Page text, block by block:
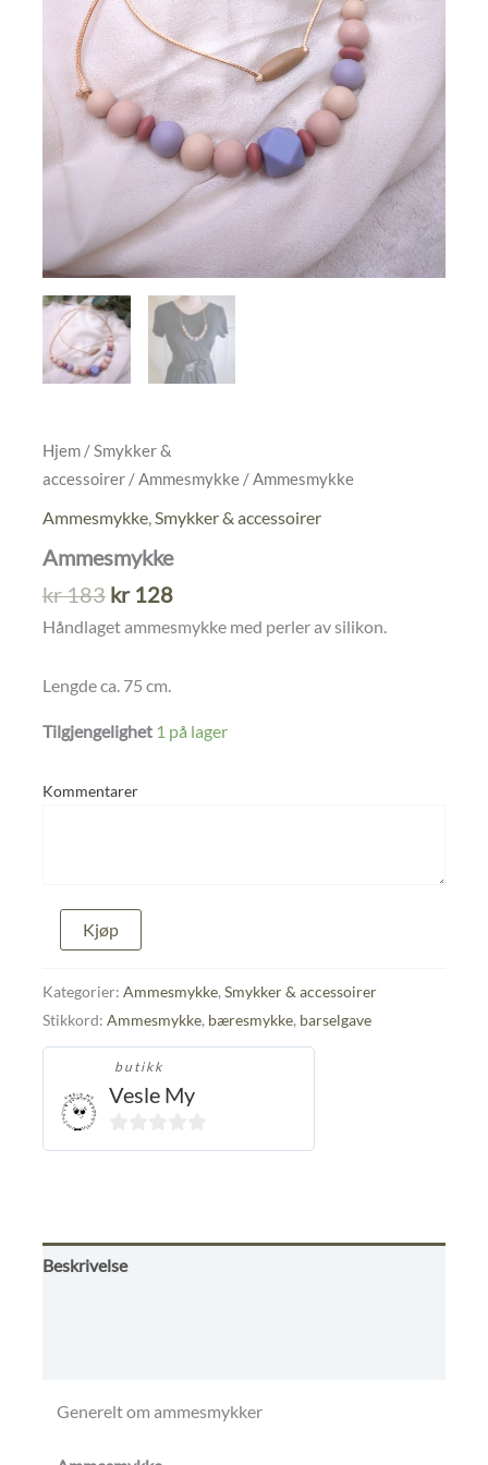
Hjem /Smykker &
accessoirer /Ammesmykke / Ammesmykke
Ammesmykke Smykker & accessoirer
Ammesmykke
kr183 Opprinnelig
pris
kr 183.
kr128Nåværende
pris
Håndlaget ammesmykke med perler av silikon.
Lengde ca. 75 cm.
Tilgjengelighet 1 på lager
Kommentarer
Ammesmykke
Kjøp
Kategorier: Ammesmykke, Smykker & accessoirer
Stikkord: Ammesmykke, bæresmykke, barselgave
butikk
Vesle My
0
Beskrivelse
Generelt om ammesmykker